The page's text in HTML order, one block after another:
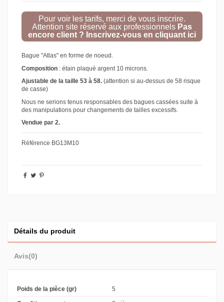
Pour voir les tarifs, merci de vous inscrire.
Attention site réservé aux professionnels Pas
encore client ? Inscrivez-vous en cliquant ici
Bague "Atlas" en forme de noeud.
Composition : étain plaqué argent 10 microns.
Ajustable de la taille 53 à 58. (attention si au-dessus de 58 risque
de casse)
Nous ne serions tenus responsables des bagues cassées suite à
des manipulations pour changements de tailles excessifs.
Vendue par 2.
Référence BG13M10
Détails du produit
Avis(0)
Poids de la pièce (gr) 5